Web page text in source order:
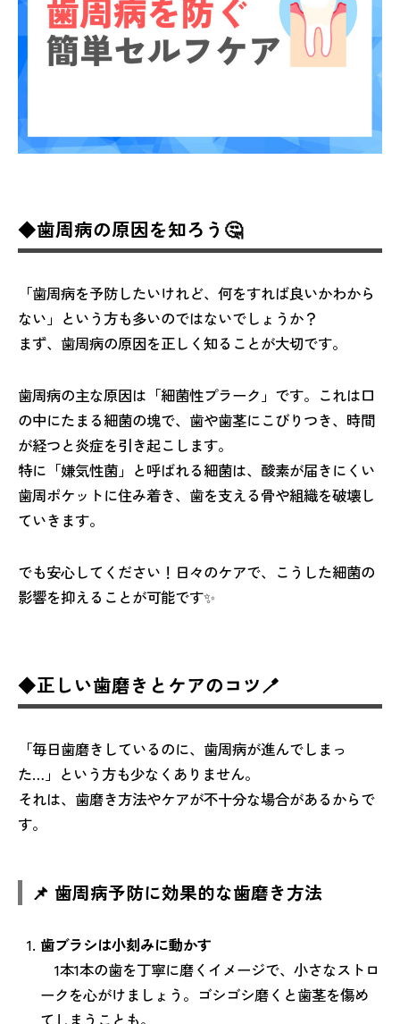
◆歯周病の原因を知ろう🤔
「歯周病を予防したいけれど、何をすれば良いかわから
ない」という方も多いのではないでしょうか？
まず、歯周病の原因を正しく知ることが大切です。
歯周病の主な原因は「細菌性プラーク」です。これは口
の中にたまる細菌の塊で、歯や歯茎にこびりつき、時間
が経つと炎症を引き起こします。
特に「嫌気性菌」と呼ばれる細菌は、酸素が届きにくい
歯周ポケットに住み着き、歯を支える骨や組織を破壊し
ていきます。
でも安心してください！日々のケアで、こうした細菌の
影響を抑えることが可能です✨
◆正しい歯磨きとケアのコツ🪥
「毎日歯磨きしているのに、歯周病が進んでしまっ
た…」という方も少なくありません。
それは、歯磨き方法やケアが不十分な場合があるからで
す。
📌 歯周病予防に効果的な歯磨き方法
歯ブラシは小刻みに動かす
1本1本の歯を丁寧に磨くイメージで、小さなストロ
ークを心がけましょう。ゴシゴシ磨くと歯茎を傷め
てしまうことも。